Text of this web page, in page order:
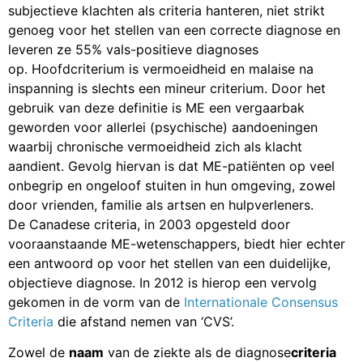
subjectieve klachten als criteria hanteren, niet strikt
genoeg voor het stellen van een correcte diagnose en
leveren ze 55% vals-positieve diagnoses
op. Hoofdcriterium is vermoeidheid en malaise na
inspanning is slechts een mineur criterium. Door het
gebruik van deze definitie is ME een vergaarbak
geworden voor allerlei (psychische) aandoeningen
waarbij chronische vermoeidheid zich als klacht
aandient. Gevolg hiervan is dat ME-patiënten op veel
onbegrip en ongeloof stuiten in hun omgeving, zowel
door vrienden, familie als artsen en hulpverleners.
De Canadese criteria, in 2003 opgesteld door
vooraanstaande ME-wetenschappers, biedt hier echter
een antwoord op voor het stellen van een duidelijke,
objectieve diagnose. In 2012 is hierop een vervolg
gekomen in de vorm van de Internationale Consensus
Criteria die afstand nemen van ‘CVS’.
Zowel de naam van de ziekte als de diagnosecriteria